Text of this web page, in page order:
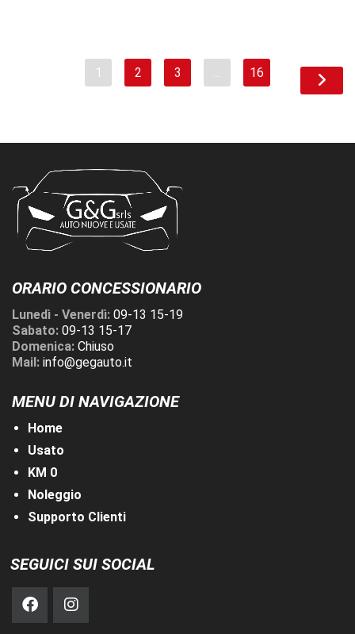
1 2 3 … 16
ORARIO CONCESSIONARIO
Lunedì - Venerdì: 09-13 15-19
Sabato: 09-13 15-17
Domenica: Chiuso
Mail: info@gegauto.it
MENU DI NAVIGAZIONE
Home
Usato
KM 0
Noleggio
Supporto Clienti
SEGUICI SUI SOCIAL